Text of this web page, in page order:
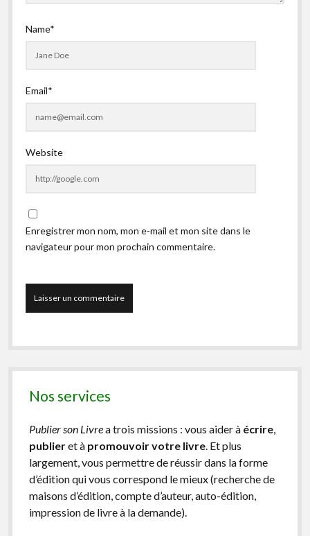
Name*
Email*
Website
Enregistrer mon nom, mon e-mail et mon site dans le
navigateur pour mon prochain commentaire.
Nos services
Publier son Livrea trois missions : vous aider à écrire,
publieret à promouvoir votre livre. Et plus
largement, vous permettre de réussir dans la forme
d’édition qui vous correspond le mieux (recherche de
maisons d’édition, compte d’auteur, auto-édition,
impression de livre à la demande).